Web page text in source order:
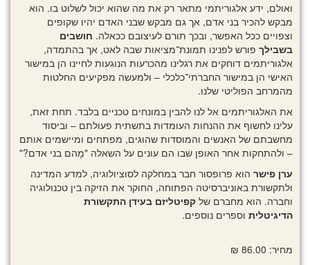
ואולם, ידע אלגוריתמי מתאר רק את מה שהוא יכול לשלוט בו. הוא
מבקש להכיר בני אדם, אך גם מבקש שבני האדם יהיו שקופים
וצפויים ככל האפשר, ובכך תורם לעיצובם ככאלה. חושבים
בשבילך פורשׂ לפנינו תמונת־מציאות שבה לאט, אך בהתמדה,
אלגוריתמים דוחקים את רגלינו מהכרעות הנוגעות לחיינו הן במישור
האישי הן במישור החברתי־כלכלי – ולמעשה מפקיעים החלטות
מהמרחב הפוליטי שלנו.
את האלגוריתמים אל לנו להבין במונחים טכניים בלבד. תחת זאת,
עלינו לחשוף את ההנחות העומדות בתשתית פעולתם – וביסוד
מחשבתם של האנשים והמוסדות שהוגים, מפתחים ומיישמים אותם
– ולהתחקות אחר האופן שבו הם עונים על השאלה "מָהם בני אדם?"
ערן פישר הוא פרופסור חבר במחלקה לסוציולוגיה, למדע המדינה
ולתקשורת באוניברסיטה הפתוחה, החוקר את הזיקה בין טכנולוגיה
וחברה. הוא מחברם של קפיטליזם בעידן התקשורת
הדיגיטלית וספרים נוספים.
מחיר: 86.00 ₪